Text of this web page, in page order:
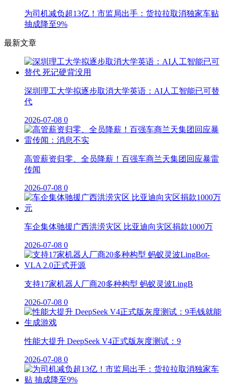
为司机减负超13亿！市监局出手：货拉拉取消独家车贴
抽成降至9%
最新文章
深圳理工大学拟逐步取消大学英语：AI人工智能已可替
代
2026-07-08 0
高管薪资归零、全员降薪！百强车商兰天集团回应暴雷
传闻
2026-07-08 0
车企集体驰援广西洪涝灾区 比亚迪向灾区捐款1000万
2026-07-08 0
支持17家机器人厂商20多种构型 蚂蚁灵波LingB
2026-07-08 0
性能大提升 DeepSeek V4正式版灰度测试：9
2026-07-08 0